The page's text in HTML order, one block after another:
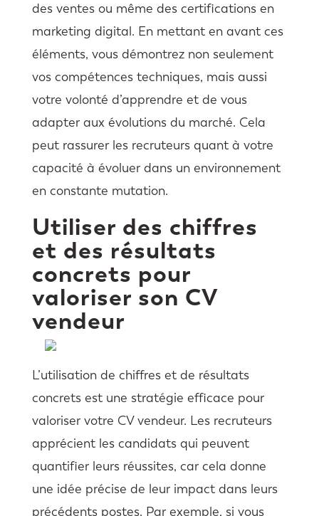
des ventes ou même des certifications en
marketing digital. En mettant en avant ces
éléments, vous démontrez non seulement
vos compétences techniques, mais aussi
votre volonté d’apprendre et de vous
adapter aux évolutions du marché. Cela
peut rassurer les recruteurs quant à votre
capacité à évoluer dans un environnement
en constante mutation.
Utiliser des chiffres
et des résultats
concrets pour
valoriser son CV
vendeur
L’utilisation de chiffres et de résultats
concrets est une stratégie efficace pour
valoriser votre CV vendeur. Les recruteurs
apprécient les candidats qui peuvent
quantifier leurs réussites, car cela donne
une idée précise de leur impact dans leurs
précédents postes. Par exemple, si vous